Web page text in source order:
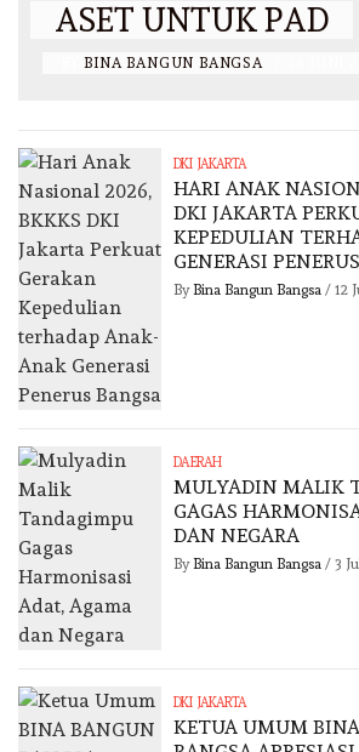
ASET UNTUK PAD
BINA BANGUN BANGSA
DKI JAKARTA
HARI ANAK
DKI JAKARTA
KEPEDULIAN
GENERASI
By Bina Bangun Bangsa/ 12
DAERAH
MULYADIN MALIK
GAGAS
DAN NEGARA
By Bina Bangun Bangsa/ 3
DKI JAKARTA
KETUA UMUM